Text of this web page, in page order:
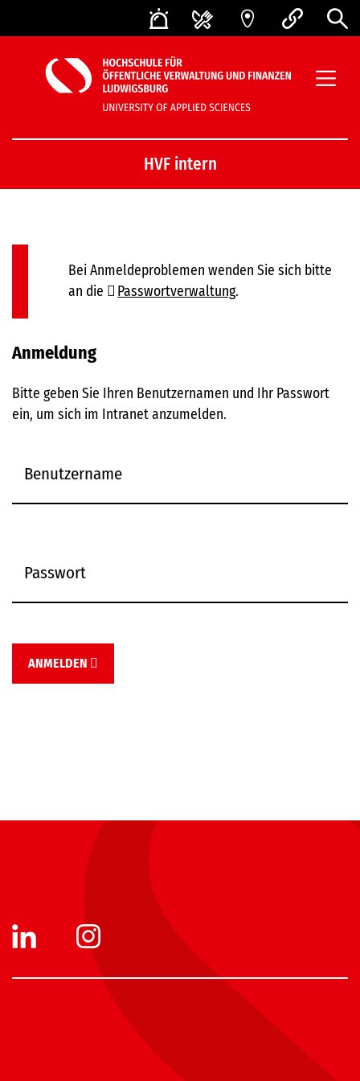
HVF intern
Bei Anmeldeproblemen wenden Sie sich bitte
an die
Passwortverwaltung.
Anmeldung
Bitte geben Sie Ihren Benutzernamen und Ihr Passwort
ein, um sich im Intranet anzumelden.
ANMELDEN